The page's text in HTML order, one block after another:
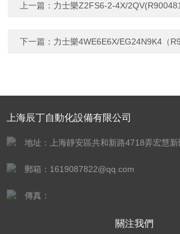
上一篇： 力士樂Z2FS6-2-4X/
下一篇： 力士樂4WE6E6X/EG24N9K4（
上海辰丁自動化設備有限公司
地址：上海靜安區共和新路4718弄宏慧
郵箱：1619087822@qq.com
傳真：
關注我們